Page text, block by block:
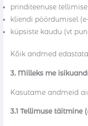
prinditeenuse
kliendi pöördumisel
küpsiste kaudu (vt
Kõik andmed
3. Milleks me
Kasutame andmeid
3.1 Tellimuse täitmine